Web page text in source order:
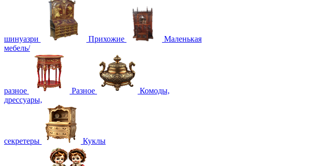
шинуазри Прихожие
Маленькая
мебель/
разное Разное
Комоды,
дрессуары,
секретеры Куклы